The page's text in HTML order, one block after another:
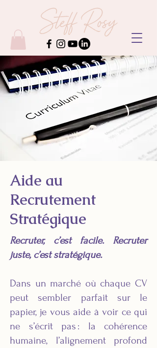
Aide au
Recrutement
Stratégique
Recruter, c’est facile. Recruter
juste, c’est stratégique.
Dans un marché où chaque CV
peut sembler parfait sur le
papier, je vous aide à voir ce qui
ne s’écrit pas : la cohérence
humaine, l’alignement profond